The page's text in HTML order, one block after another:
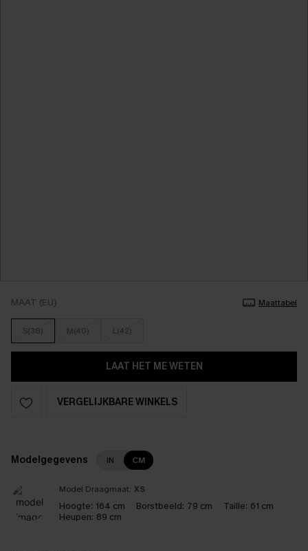
MAAT (EU) Maattabel
S(38) M(40) L(42)
LAAT HET ME WETEN
VERGELIJKBARE WINKELS
Modelgegevens IN CM
Model Draagmaat: XS
Hoogte: 164 cm Borstbeeld: 79 cm Taille: 61 cm
Heupen: 89 cm